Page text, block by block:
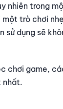
nhiên trong
trò chơi
sử dụng sẽ
chơi game,
nhất.